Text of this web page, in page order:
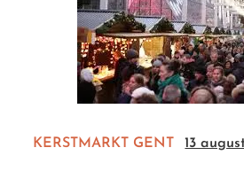
KERSTMARKT GENT 13